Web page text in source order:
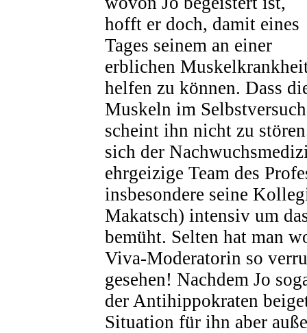
hofft er doch, damit eines
Tages seinem an einer
erblichen
helfen zu können. Dass
Muskeln im
scheint ihn nicht zu
sich der
ehrgeizige Team des
insbesondere seine
Makatsch) intensiv um
bemüht. Selten hat man
Viva-Moderatorin so
gesehen! Nachdem Jo
der Antihippokraten
Situation für ihn aber